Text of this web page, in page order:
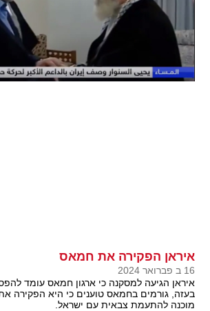
איראן הפקירה את חמאס
16 ב פברואר 2024
איראן הגיעה למסקנה כי ארגון חמאס עומד
בעזה, גורמים בחמאס טוענים כי היא הפקירה
מוכנה להתעמת צבאית עם ישראל.